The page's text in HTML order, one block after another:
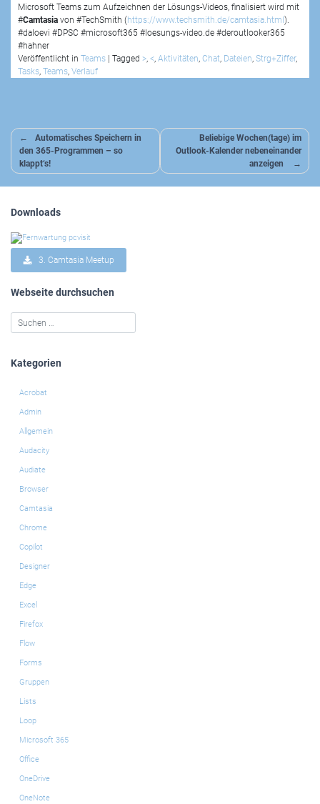
Microsoft Teams zum Aufzeichnen der Lösungs-Videos, finalisiert wird mit
#Camtasia von #TechSmith (https://www.techsmith.de/camtasia.html).
#daloevi #DPSC #microsoft365 #loesungs-video.de #deroutlooker365
#hahner
Veröffentlicht in Teams | Tagged >, <, Aktivitäten, Chat, Dateien, Strg+Ziffer,
Tasks, Teams, Verlauf
Beitragsnavigation
Automatisches Speichern in
den 365-Programmen – so
klappt‘s!
Beliebige Wochen(tage) im
Outlook-Kalender nebeneinander
anzeigen
Downloads
3. Camtasia Meetup
Webseite durchsuchen
Kategorien
Acrobat
Admin
Allgemein
Audacity
Audiate
Browser
Camtasia
Chrome
Copilot
Designer
Edge
Excel
Firefox
Flow
Forms
Gruppen
Lists
Loop
Microsoft 365
Office
OneDrive
OneNote